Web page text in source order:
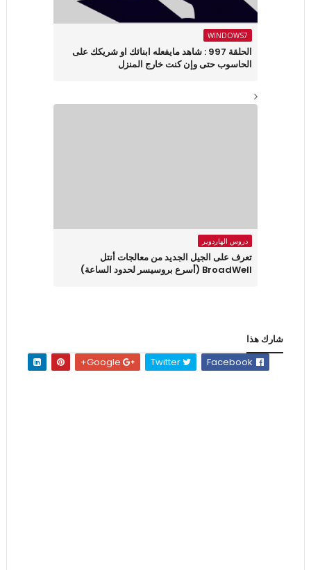
WINDOWS7
الحلقة 997 : شاهد مايفعله ابنائك او شريكك على
الحاسوب حتى وإن كنت خارج المنزل
دروس الهاردوير
تعرف على الجيل الجديد من معالجات أنتل
BroadWell (أسرع بروسيسر لحدود الساعة)
شارك هذا
Twitter